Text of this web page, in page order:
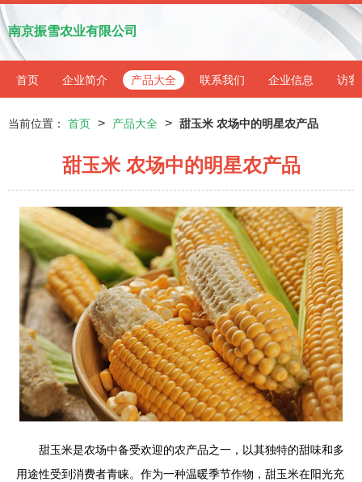
南京振雪农业有限公司
首页 企业简介 产品大全 联系我们 企业信息 访客
当前位置： 首页 > 产品大全 > 甜玉米 农场中的明星农产品
甜玉米 农场中的明星农产品
甜玉米是农场中备受欢迎的农产品之一，以其独特的甜味和多
用途性受到消费者青睐。作为一种温暖季节作物，甜玉米在阳光充